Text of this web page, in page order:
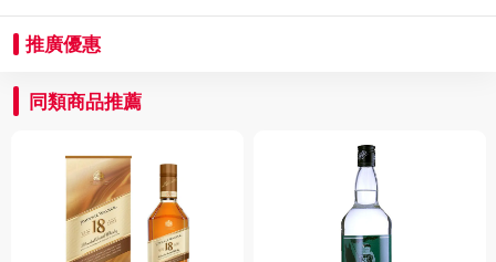
推廣優惠
同類商品推薦